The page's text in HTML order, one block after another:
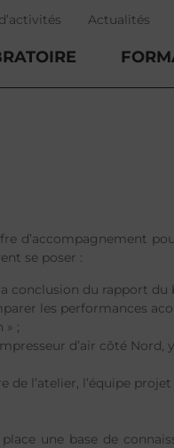
Actualités
d’accompagnement
se poser :
conclusion du rapport du
les performances
» ;
d’air côté
de l’atelier, l’équipe
une base de